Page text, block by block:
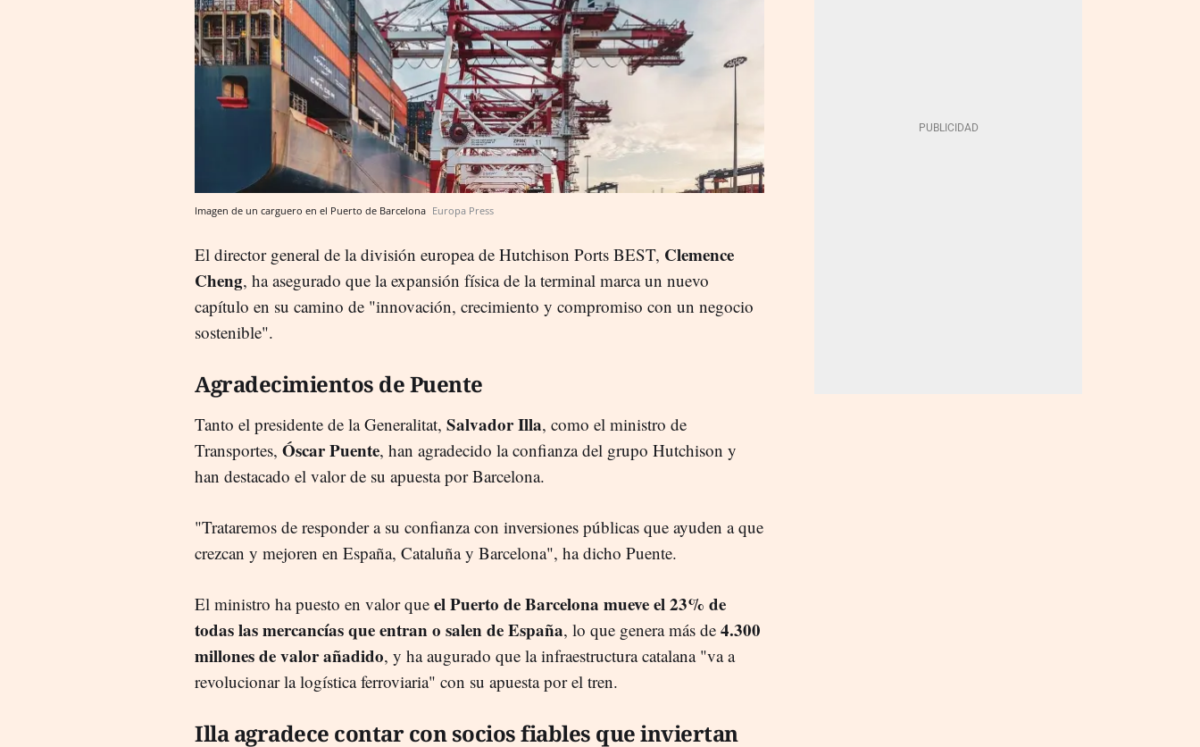
Imagen de un carguero en el Puerto de Barcelona Europa Press
El director general de la división europea de Hutchison Ports BEST, Clemence
Cheng, ha asegurado que la expansión física de la terminal marca un nuevo
capítulo en su camino de "innovación, crecimiento y compromiso con un negocio
sostenible".
Agradecimientos de Puente
Tanto el presidente de la Generalitat, Salvador Illa, como el ministro de
Transportes, Óscar Puente, han agradecido la confianza del grupo Hutchison y
han destacado el valor de su apuesta por Barcelona.
"Trataremos de responder a su confianza con inversiones públicas que ayuden a que
crezcan y mejoren en España, Cataluña y Barcelona", ha dicho Puente.
El ministro ha puesto en valor que el Puerto de Barcelona mueve el 23% de
todas las mercancías que entran o salen de España, lo que genera más de 4.300
millones de valor añadido, y ha augurado que la infraestructura catalana "va a
revolucionar la logística ferroviaria" con su apuesta por el tren.
Illa agradece contar con socios fiables que inviertan